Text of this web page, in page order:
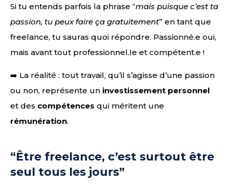
Si tu entends parfois la phrase “mais puisque c’est ta
passion, tu peux faire ça gratuitement” en tant que
freelance, tu sauras quoi répondre. Passionné.e oui,
mais avant tout professionnel.le et compétent.e !
➡️ La réalité : tout travail, qu’il s’agisse d’une passion
ou non, représente un investissement personnel
et des compétences qui méritent une
rémunération.
“Être freelance, c’est surtout être
seul tous les jours”